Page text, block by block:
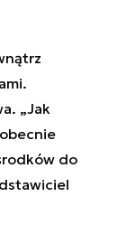
„Jak
do